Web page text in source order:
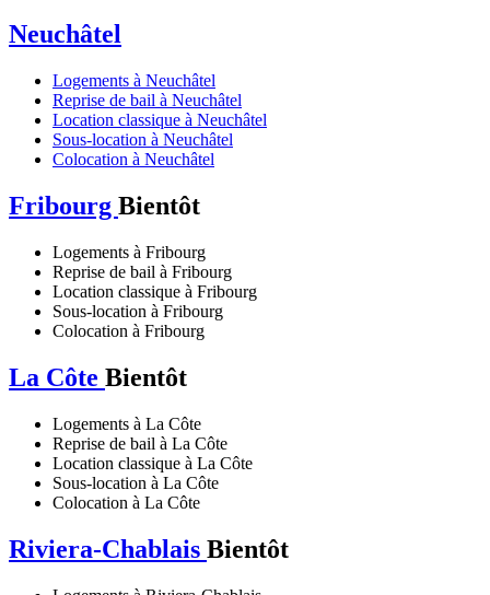
Neuchâtel
Logements à Neuchâtel
Reprise de bail à Neuchâtel
Location classique à Neuchâtel
Sous-location à Neuchâtel
Colocation à Neuchâtel
Fribourg Bientôt
Logements à Fribourg
Reprise de bail à Fribourg
Location classique à Fribourg
Sous-location à Fribourg
Colocation à Fribourg
La Côte Bientôt
Logements à La Côte
Reprise de bail à La Côte
Location classique à La Côte
Sous-location à La Côte
Colocation à La Côte
Riviera-Chablais Bientôt